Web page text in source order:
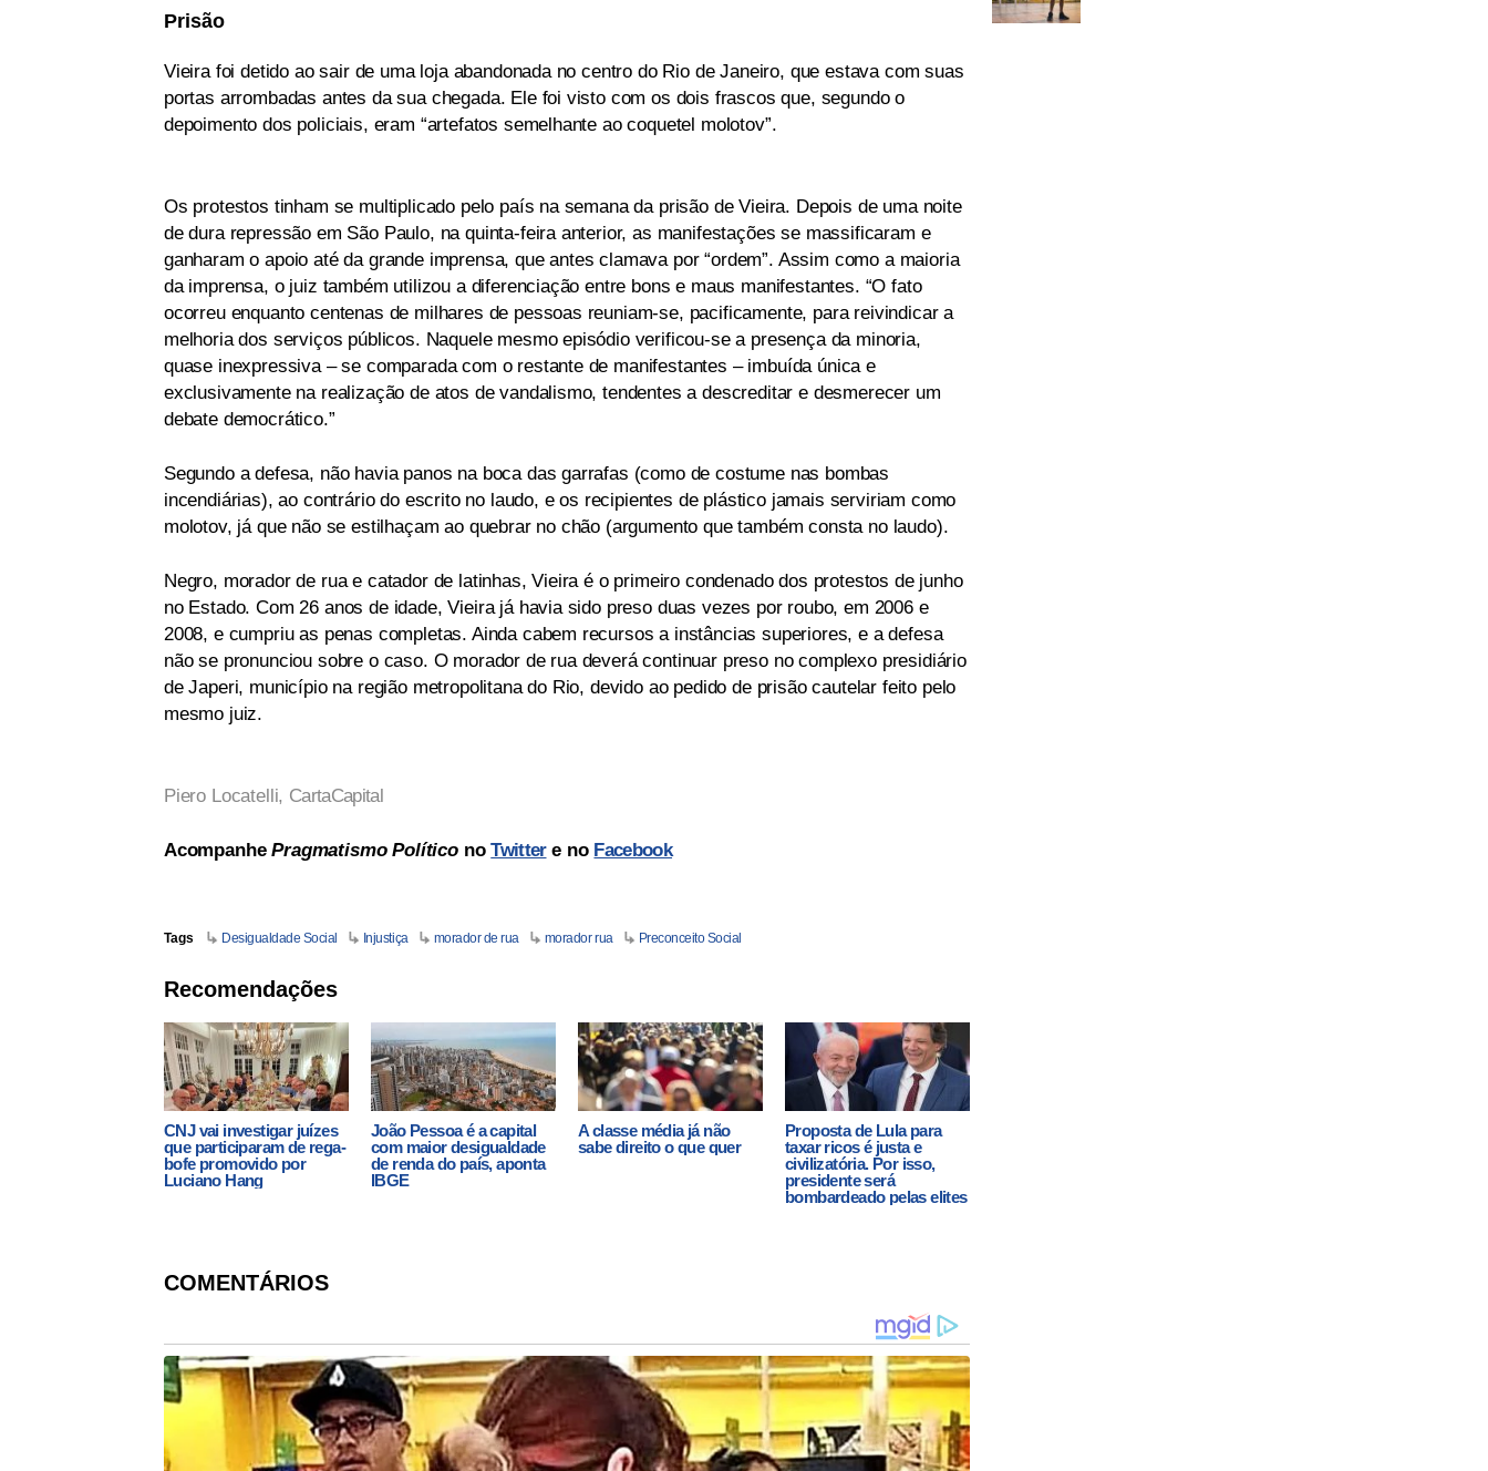
Prisão
Vieira foi detido ao sair de uma loja abandonada no centro do Rio de Janeiro, que estava com suas
portas arrombadas antes da sua chegada. Ele foi visto com os dois frascos que, segundo o
depoimento dos policiais, eram “artefatos semelhante ao coquetel molotov”.
Os protestos tinham se multiplicado pelo país na semana da prisão de Vieira. Depois de uma noite
de dura repressão em São Paulo, na quinta-feira anterior, as manifestações se massificaram e
ganharam o apoio até da grande imprensa, que antes clamava por “ordem”. Assim como a maioria
da imprensa, o juiz também utilizou a diferenciação entre bons e maus manifestantes. “O fato
ocorreu enquanto centenas de milhares de pessoas reuniam-se, pacificamente, para reivindicar a
melhoria dos serviços públicos. Naquele mesmo episódio verificou-se a presença da minoria,
quase inexpressiva – se comparada com o restante de manifestantes – imbuída única e
exclusivamente na realização de atos de vandalismo, tendentes a descreditar e desmerecer um
debate democrático.”
Segundo a defesa, não havia panos na boca das garrafas (como de costume nas bombas
incendiárias), ao contrário do escrito no laudo, e os recipientes de plástico jamais serviriam como
molotov, já que não se estilhaçam ao quebrar no chão (argumento que também consta no laudo).
Negro, morador de rua e catador de latinhas, Vieira é o primeiro condenado dos protestos de junho
no Estado. Com 26 anos de idade, Vieira já havia sido preso duas vezes por roubo, em 2006 e
2008, e cumpriu as penas completas. Ainda cabem recursos a instâncias superiores, e a defesa
não se pronunciou sobre o caso. O morador de rua deverá continuar preso no complexo presidiário
de Japeri, município na região metropolitana do Rio, devido ao pedido de prisão cautelar feito pelo
mesmo juiz.
Piero Locatelli, CartaCapital
AcompanhePragmatismo PolíticonoTwittere no Facebook
Tags Desigualdade Social Injustiça morador de rua morador rua Preconceito Social
Recomendações
CNJ vai investigar juízes
que participaram de rega-
bofe promovido por
Luciano Hang
João Pessoa é a capital
com maior desigualdade
de renda do país, aponta
IBGE
A classe média já não
sabe direito o que quer
Proposta de Lula para
taxar ricos é justa e
civilizatória. Por isso,
presidente será
bombardeado pelas elites
COMENTÁRIOS